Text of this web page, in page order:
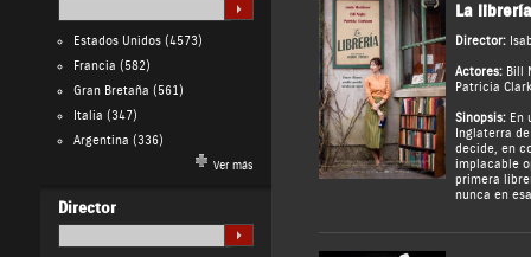
Estados Unidos(4573)
Francia (582)
Gran Bretaña (561)
Italia (347)
Argentina (336)
Ver más
Director
La librería
Director:
Actores: Bill
Patricia
Sinopsis:En
Inglaterra
decide, en
implacable
primera
nunca en